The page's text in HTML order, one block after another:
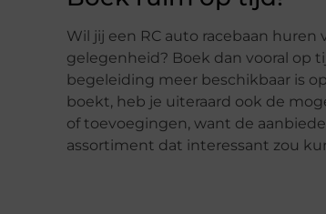
Wil jij een RC auto racebaan
gelegenheid? Boek dan vooral op
begeleiding meer beschikbaar is
boekt, heb je uiteraard ook de
of toevoegingen, want de
assortiment dat interessant zou